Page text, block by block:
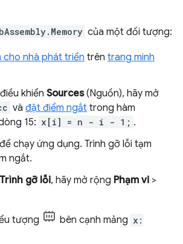
của một đối tượng:
cho nhà phát triển trên trang minh
khiển Sources(Nguồn), hãy mở
và đặt điểm ngắt trong hàm
15: x[i] = n - i - 1; .
chạy ứng dụng. Trình gỡ lỗi tạm
ngắt.
Trình gỡ lỗi, hãy mở rộng Phạm vi >
tượng bên cạnh mảng x: